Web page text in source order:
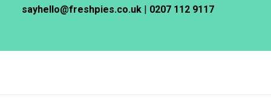
sayhello@freshpies.co.uk | 0207 112 9117